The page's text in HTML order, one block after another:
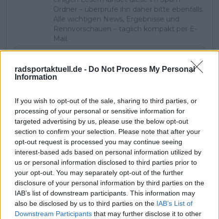
radsportaktuell.de - Do Not Process My Personal
Information
If you wish to opt-out of the sale, sharing to third parties, or
processing of your personal or sensitive information for
targeted advertising by us, please use the below opt-out
section to confirm your selection. Please note that after your
opt-out request is processed you may continue seeing
interest-based ads based on personal information utilized by
us or personal information disclosed to third parties prior to
your opt-out. You may separately opt-out of the further
disclosure of your personal information by third parties on the
IAB’s list of downstream participants. This information may
also be disclosed by us to third parties on the IAB’s List of
Downstream Participants that may further disclose it to other
Ordner – überprüfe ihn daher bitte ebenfalls.
Alle wichtigen News, Ergebnisse und
Rennvorschauen – täglich kompakt per E-
Mail.
Pascal Michiels
SEO-Manager, Sportjournalist und Editor-in-chief
In meiner Nachbarschaft wuchs man mit der Tour de
France auf. Sie war überall – es waren die letzten großen
Jahre von Eddy Merckx. Wir waren Kinder, trugen Trikots
und spielten die gesamte Rundfahrt nach. Zwei Brücken
wurden zu unseren „Bergen“, und wir rasten über
Straßen, als Autos noch nicht den Ton angaben. Mit 13
Jahren war mein Herz endgültig dem Radsport verfallen.
In einem Urlaub in Frankreich durfte ich nach langem
Drängen eine echte Bergetappe fahren – mit meinem